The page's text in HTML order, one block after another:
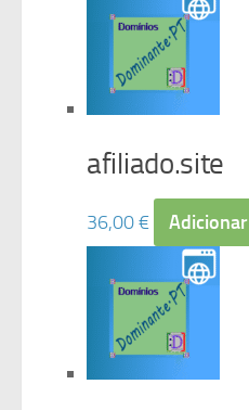
afiliado.site
36,00€ Adicionar